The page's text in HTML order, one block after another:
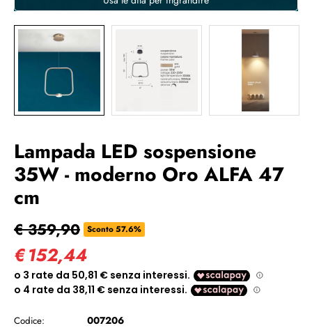
Lampada LED sospensione
35W - moderno Oro ALFA 47
cm
€ 359,90 Sconto 57.6%
€152,44
Codice: 007206